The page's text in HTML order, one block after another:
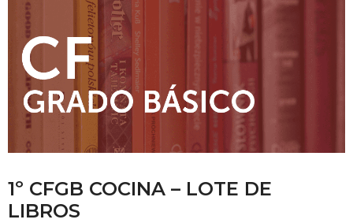
1º CFGB COCINA – LOTE DE
LIBROS